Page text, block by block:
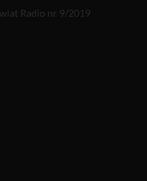
Radio nr 9/2019